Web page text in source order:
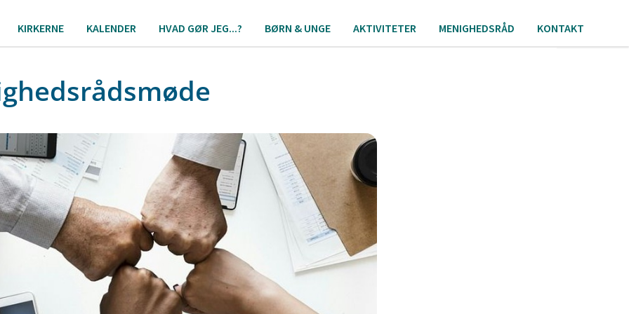
KIRKERNE KALENDER HVAD GØR JEG...? BØRN & UNGE AKTIVITETER MENIGHEDSRÅD KONTAKT